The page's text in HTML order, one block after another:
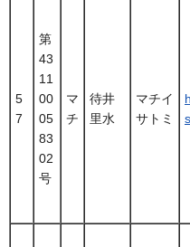
5
7
第
43
11
00
05
83
02
号
マ
チ
待井
里水
マチイ
サトミ